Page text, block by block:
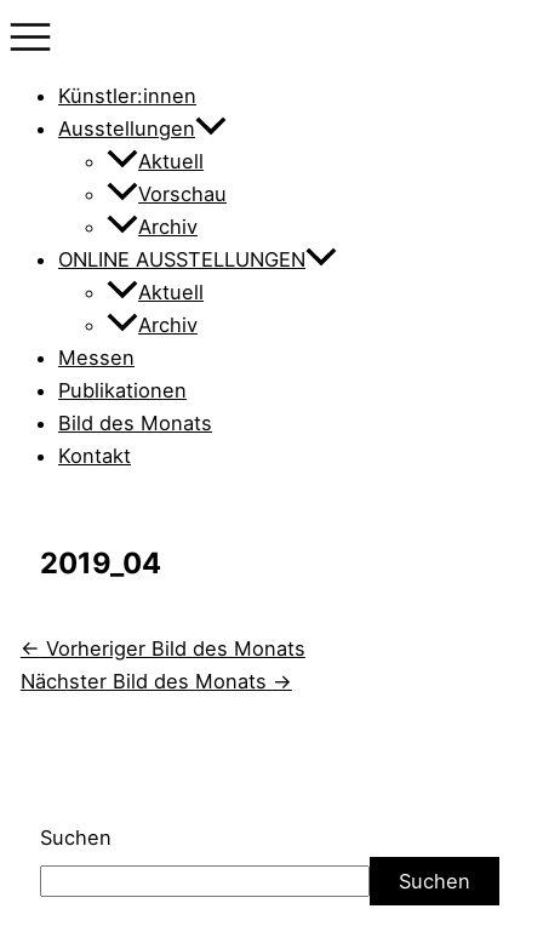
Künstler:innen
Ausstellungen
Aktuell
Vorschau
Archiv
ONLINE AUSSTELLUNGEN
Aktuell
Archiv
Messen
Publikationen
Bild des Monats
Kontakt
2019_04
← Vorheriger Bild des Monats
Nächster Bild des Monats →
Suchen
Suchen